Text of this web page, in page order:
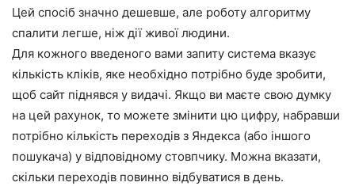
Цей спосіб значно дешевше, але роботу алгоритму
спалити легше, ніж дії живої людини.
Для кожного введеного вами запиту система вказує
кількість кліків, яке необхідно потрібно буде зробити,
щоб сайт піднявся у видачі. Якщо ви маєте свою думку
на цей рахунок, то можете змінити цю цифру, набравши
потрібно кількість переходів з Яндекса (або іншого
пошукача) у відповідному стовпчику. Можна вказати,
скільки переходів повинно відбуватися в день.